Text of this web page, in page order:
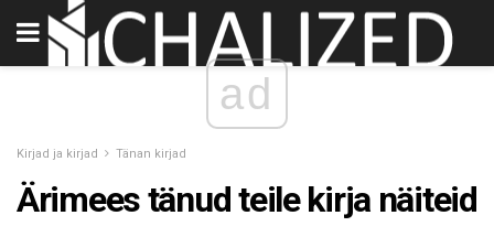
ad
Kirjad ja kirjad Tänan kirjad
Ärimees tänud teile kirja näiteid